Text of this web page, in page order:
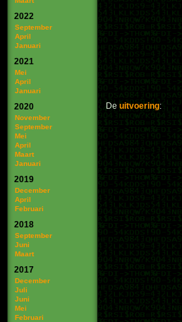
2022
September
April
Januari
2021
Mei
April
Januari
2020
November
September
Mei
April
Maart
Januari
2019
December
April
Februari
2018
September
Juni
Maart
2017
December
Juli
Juni
Mei
Februari
De uitvoering: